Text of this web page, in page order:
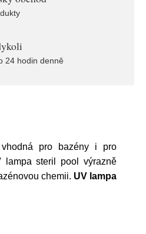
24 hodin denně
pro bazény i pro
lampa steril pool výrazně
chemii. UV lampa